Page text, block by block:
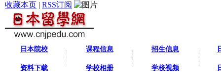
收藏本页 | RSS订阅
日本院校 课程信息 招生信息
资料下载 学校相册 学校视频